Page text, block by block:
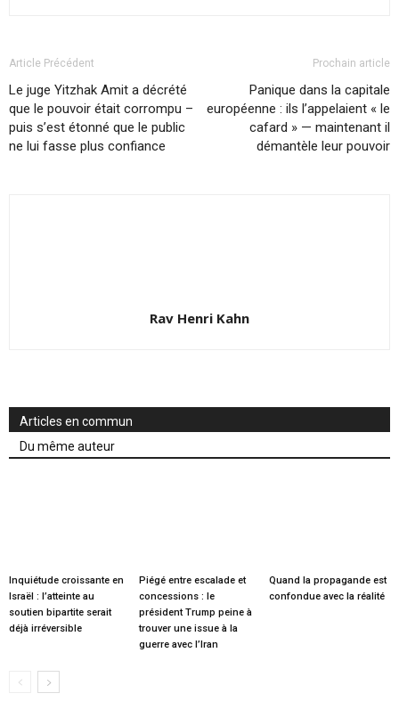
Article Précédent
Le juge Yitzhak Amit a décrété
que le pouvoir était corrompu –
puis s’est étonné que le public
ne lui fasse plus confiance
Prochain article
Panique dans la capitale
européenne : ils l’appelaient « le
cafard » — maintenant il
démantèle leur pouvoir
Rav Henri Kahn
Articles en commun
Du même auteur
Inquiétude croissante en
Israël : l’atteinte au
soutien bipartite serait
déjà irréversible
Piégé entre escalade et
concessions : le
président Trump peine à
trouver une issue à la
guerre avec l’Iran
Quand la propagande est
confondue avec la réalité